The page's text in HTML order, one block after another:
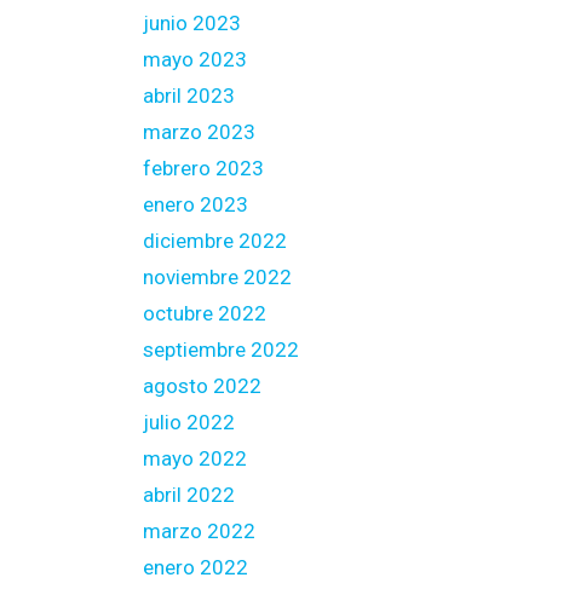
junio 2023
mayo 2023
abril 2023
marzo 2023
febrero 2023
enero 2023
diciembre 2022
noviembre 2022
octubre 2022
septiembre 2022
agosto 2022
julio 2022
mayo 2022
abril 2022
marzo 2022
enero 2022